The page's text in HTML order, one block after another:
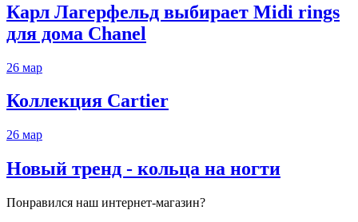
Карл Лагерфельд выбирает Midi rings
для дома Chanel
26 мар
Коллекция Cartier
26 мар
Новый тренд - кольца на ногти
Понравился наш интернет-магазин?